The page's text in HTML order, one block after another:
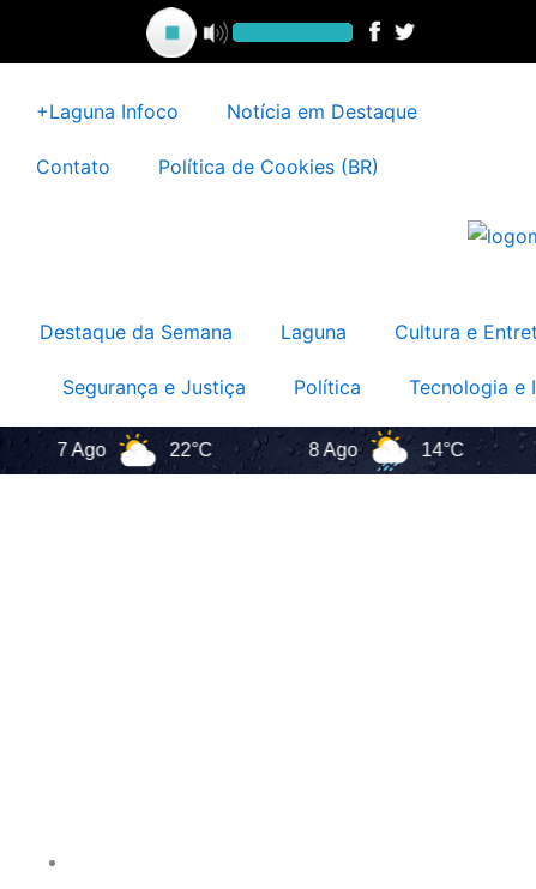
conteúdo
+Laguna Infoco Notícia em Destaque
Contato Política de Cookies (BR)
Destaque da Semana Laguna Cultura e
Segurança e Justiça Política Tecnologia e
Ago 22°C 8 Ago 14°C 9